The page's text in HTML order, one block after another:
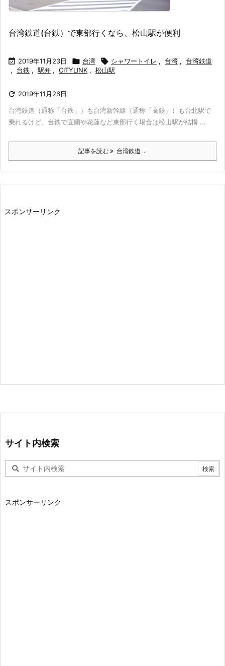
台湾鉄道(台鉄）で東部行くなら、松山駅が便利
 2019年11月23日  台湾  シャワートイレ , 台湾 ,
台湾鉄道
,
台鉄 , 駅弁 , CITYLINK , 松山駅
 2019年11月26日
台湾鉄道（通称「台鉄」）も台湾新幹線（通称「高鉄」）も台北駅で
乗れるけど、台鉄で宜蘭や花蓮など東部行く場合は松山駅が結構 ...
記事を読む 台湾鉄道 ...
スポンサーリンク
サイト内検索
スポンサーリンク